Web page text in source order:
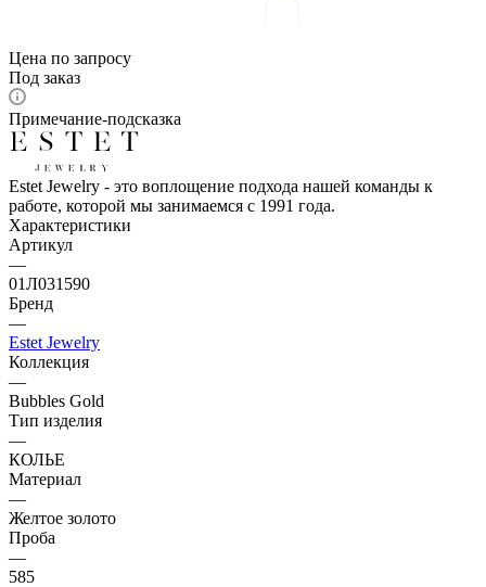
Цена по запросу
Под заказ
Примечание-подсказка
Estet Jewelry - это воплощение подхода нашей команды к
работе, которой мы занимаемся с 1991 года.
Характеристики
Артикул
—
01Л031590
Бренд
—
Estet Jewelry
Коллекция
—
Bubbles Gold
Тип изделия
—
КОЛЬЕ
Материал
—
Желтое золото
Проба
—
585